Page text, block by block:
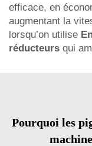
efficace, en
augmentant la
lorsqu’on utilise
réducteurs qui
Pourquoi les